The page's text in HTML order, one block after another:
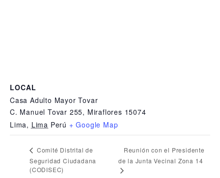
LOCAL
Casa Adulto Mayor Tovar
C. Manuel Tovar 255, Miraflores 15074
Lima, Lima Perú + Google Map
Comité Distrital de
Seguridad Ciudadana
(CODISEC)
Reunión con el Presidente
de la Junta Vecinal Zona 14